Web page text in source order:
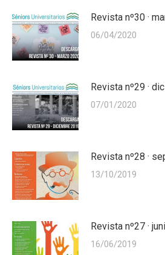
Revista nº30 ·
06/04/2020
Revista nº29 ·
07/01/2020
Revista nº28 ·
13/10/2019
Revista nº27 ·
16/06/2019